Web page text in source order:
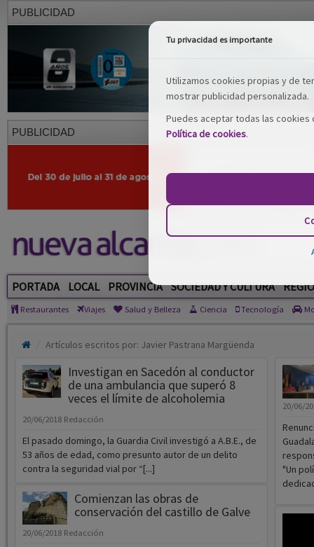
PUBLICIDAD
PUBLICIDAD
PORTADA LOCAL PROVINCIA SOCIEDAD Y CULTURA
Restaurantes Viajes Salud y Belleza Ciencia Tecnología
Artículos escritos por: Javier Pastrana Margüenda
Investigan en Sacedón al conductor
de una ambulancia que superó 8
veces el límite de alcoholemia
20/06/2018 Redacción
El pasado domingo, la Guardia Civil investigó a A.B.E., de
53 años de edad, como presunto autor de un delito
contra la seguridad vial por “[...]
Comienzan las obras de
conservación del castillo de Galve
20/06/2018 Redacción
20/06/
"Un
Tu privacidad es importante
Utilizamos cookies propias y de
mostrar publicidad personalizada.
Puedes aceptar todas las
Política de cookies.